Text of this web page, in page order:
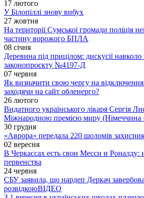
17 лютого
У Білопіллі знову вибух
27 жовтня
На території Сумської громади поліція
частину ворожого БПЛА
08 січня
Деревина під прицілом: дискусії
законопроєкту №4197-Д
07 червня
Як визначити свою чергу на відключення
заходячи на сайт обленерго?
26 лютого
Видатного українського лікаря Сергія
Міжнародною премією миру
30 грудня
«Аврора» передала 220 шоломів
02 вересня
В Черкассах есть свои Месси и Роналду:
первенства
24 червня
СБУ заявила, що нардеп Деркач
розвідкоюВІДЕО